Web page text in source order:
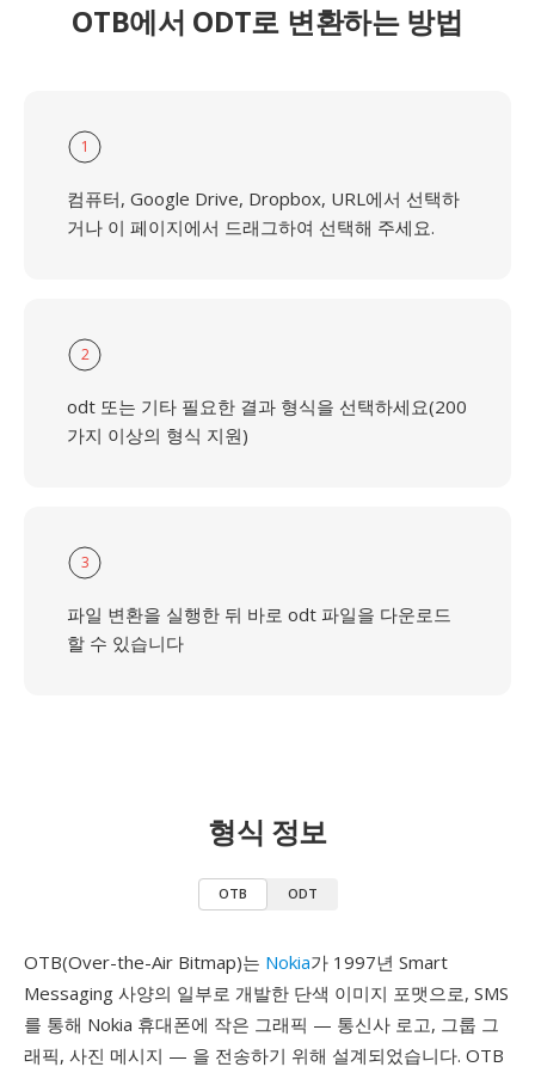
OTB에서 ODT로 변환하는 방법
1
컴퓨터, Google Drive, Dropbox, URL에서 선택하
거나 이 페이지에서 드래그하여 선택해 주세요.
2
odt 또는 기타 필요한 결과 형식을 선택하세요(200
가지 이상의 형식 지원)
3
파일 변환을 실행한 뒤 바로 odt 파일을 다운로드
할 수 있습니다
형식 정보
OTB ODT
OTB(Over-the-Air Bitmap)는 Nokia가 1997년 Smart
Messaging 사양의 일부로 개발한 단색 이미지 포맷으로, SMS
를 통해 Nokia 휴대폰에 작은 그래픽 — 통신사 로고, 그룹 그
래픽, 사진 메시지 — 을 전송하기 위해 설계되었습니다. OTB